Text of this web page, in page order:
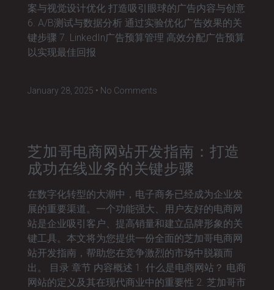
案与视觉设计优化 打造吸引眼球的广告内容与创意
6. A/B测试与数据分析 通过实验优化广告效果的关
键步骤 7. LinkedIn广告预算管理 高效分配广告预算
以实现最佳回报
January 28, 2025 No Comments
芝加哥电商网站开发指南：打造
成功在线业务的关键步骤
在数字化转型的大潮中，电子商务已经成为企业发
展的重要渠道。一个功能强大、用户友好的电商网
站是企业吸引客户、提高销量和建立品牌形象的关
键工具。本文将为您提供一份全面的芝加哥电商网
站开发指南，帮助您在竞争激烈的市场中脱颖而
出。 目录 章节 内容概述 1. 什么是电商网站？ 电商
网站的定义及其在现代商业中的重要性 2. 芝加哥市